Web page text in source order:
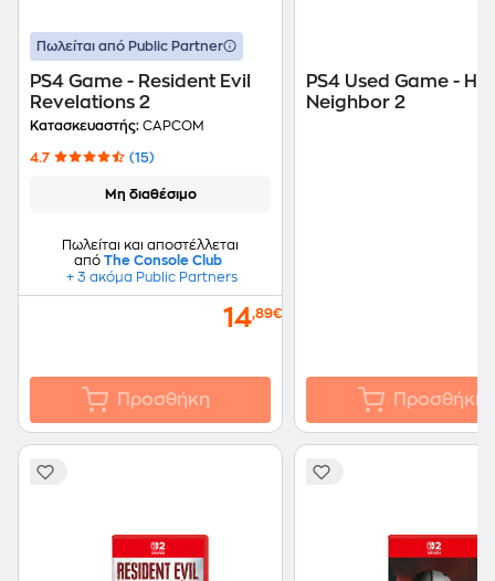
Πωλείται από Public Partner
PS4 Game - Resident Evil
Revelations 2
Κατασκευαστής: CAPCOM
4.7 (15)
Μη διαθέσιμο
Πωλείται και αποστέλλεται
από The Console Club
+ 3 ακόμα Public Partners
14,89€
Προσθήκη
PS4 Used Game -
Neighbor 2
Προσθήκη